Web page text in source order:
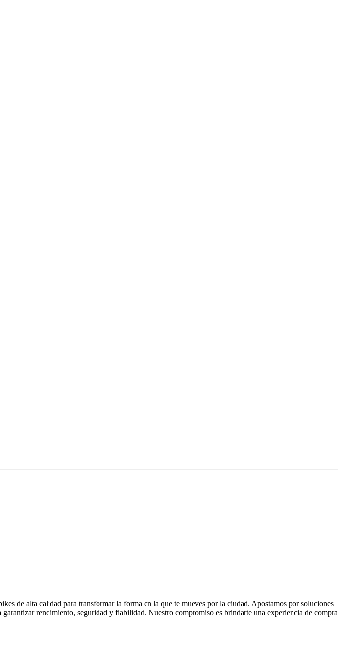
de alta calidad para transformar la forma en la que te mueves por la ciudad. Apostamos por soluciones
rendimiento, seguridad y fiabilidad. Nuestro compromiso es brindarte una experiencia de compra